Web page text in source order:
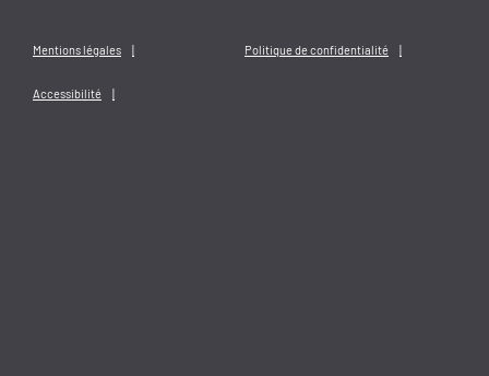
Mentions légales Politique de confidentialité
Accessibilité